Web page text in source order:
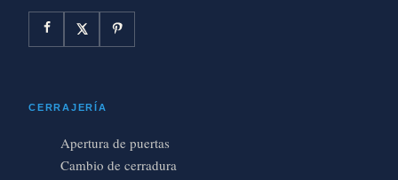
CERRAJERÍA
Apertura de puertas
Cambio de cerradura